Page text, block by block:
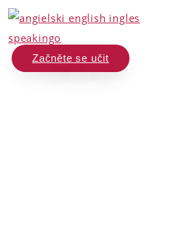
Začněte se učit